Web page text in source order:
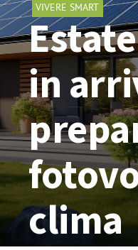
VIVERE SMART
in
clima